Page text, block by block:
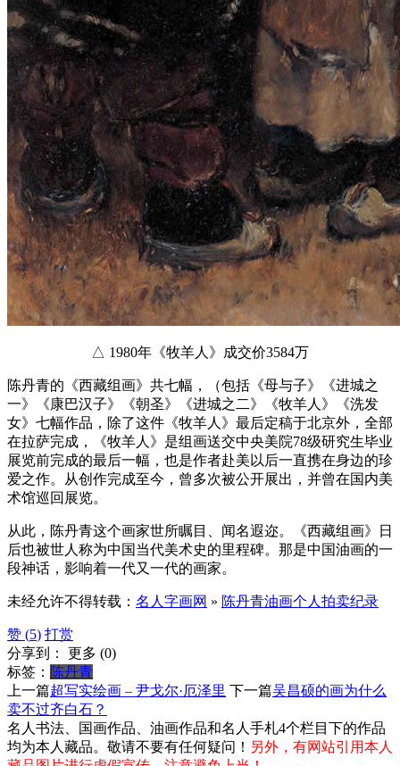
△ 1980年《牧羊人》成交价3584万
陈丹青的《西藏组画》共七幅，（包括《母与子》《进城之
一》《康巴汉子》《朝圣》《进城之二》《牧羊人》《洗发
女》七幅作品，除了这件《牧羊人》最后定稿于北京外，全部
在拉萨完成，《牧羊人》是组画送交中央美院78级研究生毕业
展览前完成的最后一幅，也是作者赴美以后一直携在身边的珍
爱之作。从创作完成至今，曾多次被公开展出，并曾在国内美
术馆巡回展览。
从此，陈丹青这个画家世所瞩目、闻名遐迩。《西藏组画》日
后也被世人称为中国当代美术史的里程碑。那是中国油画的一
段神话，影响着一代又一代的画家。
未经允许不得转载： 名人字画网 » 陈丹青油画个人拍卖纪录
赞 (5) 打赏
分享到： 更多 (0)
标签： 陈丹青
上一篇超写实绘画 – 尹戈尔·厄泽里 下一篇吴昌硕的画为什么
卖不过齐白石？
名人书法、国画作品、油画作品和名人手札4个栏目下的作品
均为本人藏品。敬请不要有任何疑问！ 另外，有网站引用本人